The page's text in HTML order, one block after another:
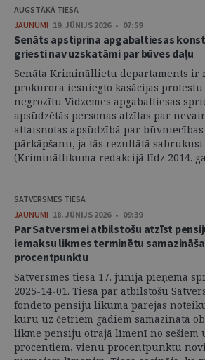
AUGSTĀKĀ TIESA
JAUNUMI 19. JŪNIJS 2026 • 07:59
Senāts apstiprina apgabaltiesas
griesti nav uzskatāmi par būves daļu
Senāta Krimināllietu departaments ir
prokurora iesniegto kasācijas
negrozītu Vidzemes apgabaltiesas
apsūdzētās personas atzītas par
attaisnotas apsūdzībā par
pārkāpšanu, ja tās rezultātā sabrukusi
(Krimināllikuma redakcijā līdz 2014.
SATVERSMES TIESA
JAUNUMI 18. JŪNIJS 2026 • 09:39
Par Satversmei atbilstošu atzīst
iemaksu likmes terminētu
procentpunktu
Satversmes tiesa 17. jūnijā pieņēma
2025-14-01. Tiesa par atbilstošu
fondēto pensiju likuma pārejas
kuru uz četriem gadiem samazināta
likme pensiju otrajā līmenī no sešiem
procentiem, vienu procentpunktu